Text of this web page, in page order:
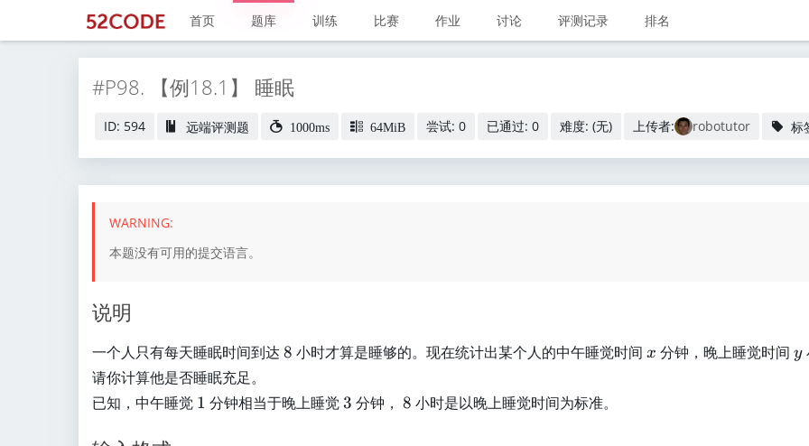
首页 题库 训练 比赛 作业 讨论 评测记录 排名
#P98. 【例18.1】 睡眠
ID: 594 远端评测题 1000ms 64MiB 尝试: 0 已通过: 0 难度: (无) 上传者: robotutor 标
本题没有可用的提交语言。
说明
一个人只有每天睡眠时间到达 8
8 小时才算是睡够的。现在统计出某个人的中午睡觉时间 x
x 分钟，晚上睡觉时间 y
y
请你计算他是否睡眠充足。
已知，中午睡觉 1
1 分钟相当于晚上睡觉 3
3 分钟， 8
8 小时是以晚上睡觉时间为标准。